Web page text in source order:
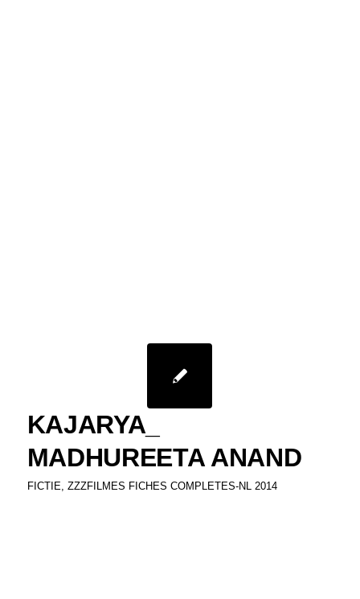
KAJARYA_
MADHUREETA ANAND
FICTIE ZZZFILMES FICHES COMPLETES-NL 2014